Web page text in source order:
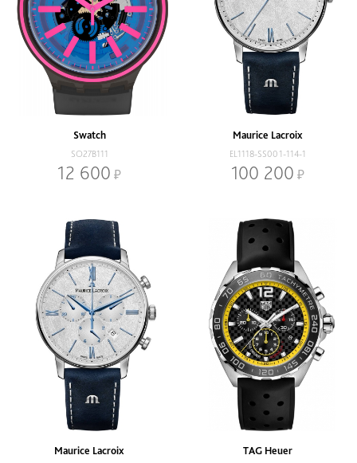
Swatch
SO27B111
12 600
Maurice Lacroix
EL1118-SS001-114-1
100 200
Maurice Lacroix TAG Heuer